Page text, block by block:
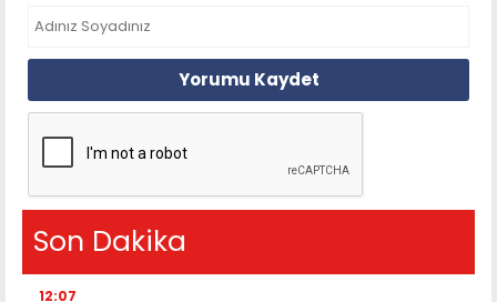
Yorumu Kaydet
Son Dakika
12:07